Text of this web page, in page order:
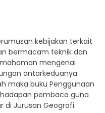
kebijakan terkait
bermacam teknik dan
mengenai
antarkeduanya
maka buku Penggunaan
pembaca guna
Jurusan Geografi.